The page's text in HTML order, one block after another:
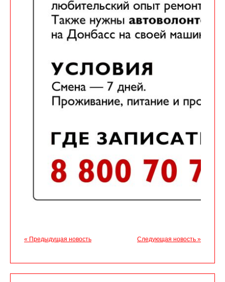
« Предыдущая новость Следующая новость »